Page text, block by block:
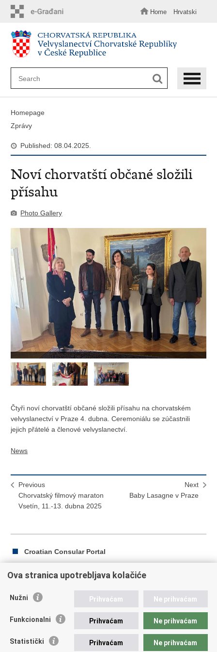
content
Home Hrvatski
Homepage
Zprávy
Published: 08.04.2025.
Noví chorvatští občané složili
přísahu
Photo Gallery
Čtyři noví chorvatští občané složili přísahu na chorvatském
velvyslanectví v Praze 4. dubna. Ceremoniálu se zúčastnili
jejich přátelé a členové velvyslanectví.
News
Previous
Chorvatský filmový maraton
Vsetín, 11.-13. dubna 2025
Next
Baby Lasagne v Praze
Croatian Consular Portal
Print
page
Share
FacebookTwitteru
Chorvatská Republika
Ministerstvo zahraničních a evropských záležitostí
Trg N.Š. Zrinskog 7-8, 10000 Záhřeb
Ova stranica upotrebljava kolačiće
Nužni Prihvaćam Ne prihvaćam
Funkcionalni Prihvaćam Ne prihvaćam
Statistički Prihvaćam Ne prihvaćam